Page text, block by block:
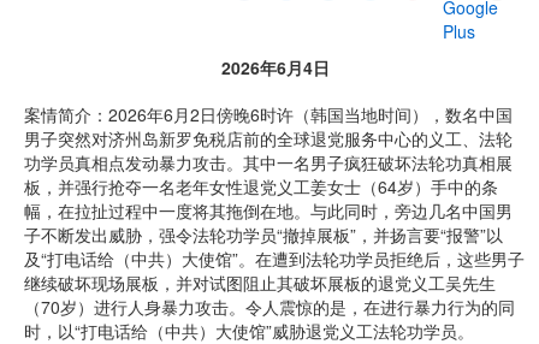
2026年6月4日
案情简介：2026年6月2日傍晚6时许（韩国当地时间），数名中国
男子突然对济州岛新罗免税店前的全球退党服务中心的义工、法轮
功学员真相点发动暴力攻击。其中一名男子疯狂破坏法轮功真相展
板，并强行抢夺一名老年女性退党义工姜女士（64岁）手中的条
幅，在拉扯过程中一度将其拖倒在地。与此同时，旁边几名中国男
子不断发出威胁，强令法轮功学员“撤掉展板”，并扬言要“报警”以
及“打电话给（中共）大使馆”。在遭到法轮功学员拒绝后，这些男子
继续破坏现场展板，并对试图阻止其破坏展板的退党义工吴先生
（70岁）进行人身暴力攻击。令人震惊的是，在进行暴力行为的同
时，以“打电话给（中共）大使馆”威胁退党义工法轮功学员。